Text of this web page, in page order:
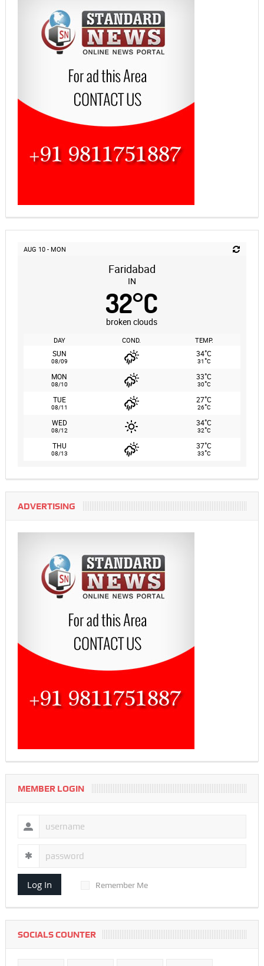
AUG 10 - MON
Faridabad
IN
32°C
broken clouds
DAY COND. TEMP.
SUN
08/09
34°C
31°C
MON
08/10
33°C
30°C
TUE
08/11
27°C
26°C
WED
08/12
34°C
32°C
THU
08/13
37°C
33°C
ADVERTISING
MEMBER LOGIN
Log In Remember Me
SOCIALS COUNTER